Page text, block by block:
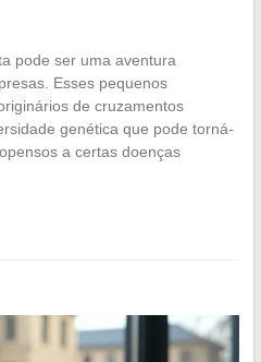
pode ser uma aventura
Esses pequenos
de cruzamentos
genética que pode torná-
a certas doenças